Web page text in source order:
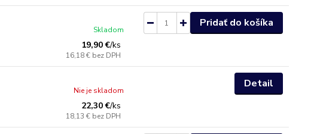
19,90 €/ks
16,18 € bez DPH
Skladom
Pridať do košíka
22,30 €/ks
18,13 € bez DPH
Nie je skladom
Detail